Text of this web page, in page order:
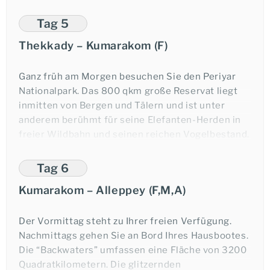
interessanter, geführter Spaziergang durch die
vielseitigen Gewürzplantagen auf dem Programm.
(ca. 120 km, Fahrtzeit etwa 3 Stunden)
Übernachtung in Thekkady.
Tag 5
Thekkady – Kumarakom (F)
Ganz früh am Morgen besuchen Sie den Periyar
Nationalpark. Das 800 qkm große Reservat liegt
inmitten von Bergen und Tälern und ist unter
anderem berühmt für seine Elefanten-Herden in
freier Wildbahn und seinen reichen Vogelbestand.
jedoch eher selten gesichtet werden.
Bei einer ca.2- bis 3-stündigen Wanderung
genießen und haben mit etwas Glück auch
Gelegenheit, verschiedene Vögel, Schmetterlinge
oder andere Tiere zu beobachten. Ihr Führer wird
Ihnen während der Tour Interessantes über die
Tag 6
Kumarakom – Alleppey (F,M,A)
Der Vormittag steht zu Ihrer freien Verfügung.
Nachmittags gehen Sie an Bord Ihres Hausbootes.
Die “Backwaters” umfassen eine Fläche von 3200
Quadratkilometern. Die glitzernden
Südindien Reisen Natur & Kultur
Rundreisen & Baden am Strand von Mararikulam
Tourcode:
Zeitraum ab: